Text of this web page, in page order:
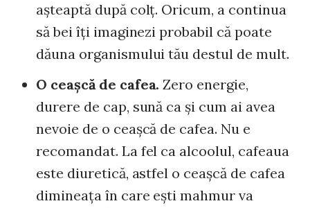
aşteaptă după colţ. Oricum, a continua
să bei îţi imaginezi probabil că poate
dăuna organismului tău destul de mult.
O ceaşcă de cafea. Zero energie,
durere de cap, sună ca şi cum ai avea
nevoie de o ceaşcă de cafea. Nu e
recomandat. La fel ca alcoolul, cafeaua
este diuretică, astfel o ceaşcă de cafea
dimineaţa în care eşti mahmur va